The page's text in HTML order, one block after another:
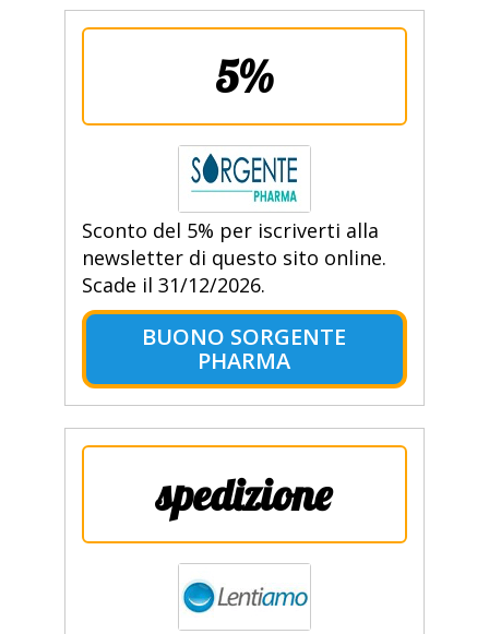
5%
Sconto del 5% per iscriverti alla
newsletter di questo sito online.
Scade il 31/12/2026.
BUONO SORGENTE
PHARMA
spedizione